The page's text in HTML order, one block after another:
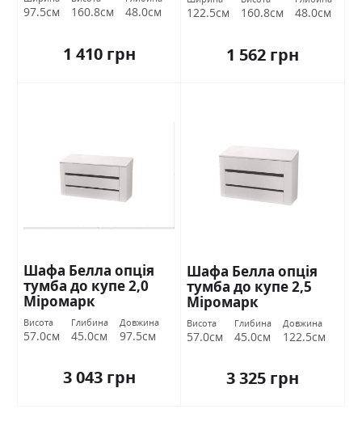
97.5см 160.8см 48.0см
1 410 грн
122.5см 160.8см 48.0см
1 562 грн
Шафа Белла опція
тумба до купе 2,0
Міромарк
Висота
57.0см
Глибина
45.0см
Довжина
97.5см
3 043 грн
Шафа Белла опція
тумба до купе 2,5
Міромарк
Висота
57.0см
Глибина
45.0см
Довжина
122.5см
3 325 грн